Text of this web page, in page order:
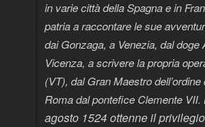
in varie città della Spagna e in
patria a raccontare le sue
dai Gonzaga, a Venezia, dal doge
Vicenza, a scrivere la propria
(VT), dal Gran Maestro dell’ordine
Roma dal pontefice Clemente VII.
agosto 1524 ottenne il